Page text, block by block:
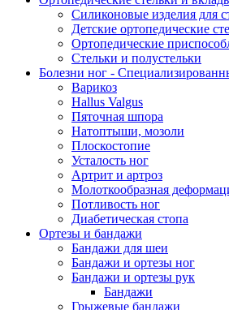
Cиликоновые изделия для
Детские ортопедические
Ортопедические
Стельки и полустельки
Болезни ног -
Варикоз
Hallus Valgus
Пяточная шпора
Натоптыши, мозоли
Плоскостопие
Усталость ног
Артрит и артроз
Молоткообразная
Потливость ног
Диабетическая стопа
Ортезы и бандажи
Бандажи для шеи
Бандажи и ортезы ног
Бандажи и ортезы рук
Бандажи
Грыжевые бандажи